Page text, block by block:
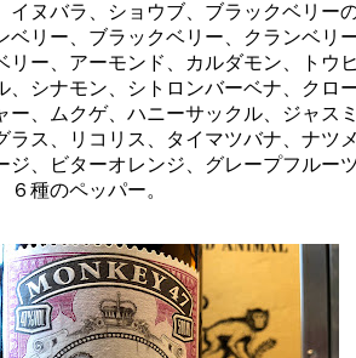
イヌバラ、ショウブ、ブラックベリー
ベリー、ブラックベリー、クランベリ
リー、アーモンド、カルダモン、トウ
、シナモン、シトロンバーベナ、クロ
ー、ムクゲ、ハニーサックル、ジャス
ラス、リコリス、タイマツバナ、ナツ
ジ、ビターオレンジ、グレープフルー
６種のペッパー。